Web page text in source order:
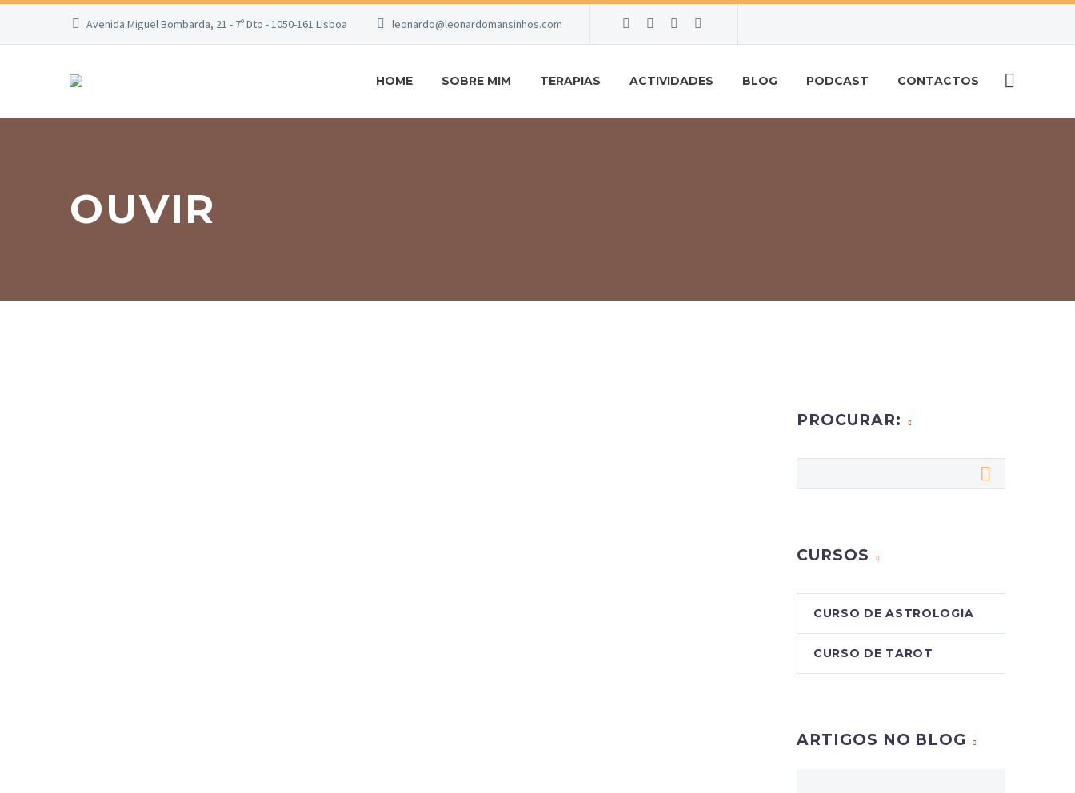
Avenida Miguel Bombarda, 21 - 7º Dto - 1050-161 Lisboa leonardo@leonardomansinhos.com
HOME SOBRE MIM TERAPIAS ACTIVIDADES BLOG PODCAST CONTACTOS
OUVIR
PROCURAR:
CURSOS
CURSO DE ASTROLOGIA
CURSO DE TAROT
ARTIGOS NO BLOG